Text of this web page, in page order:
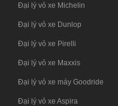
Đại lý vỏ xe Michelin
Đại lý vỏ xe Dunlop
Đại lý vỏ xe Pirelli
Đại lý vỏ xe Maxxis
Đại lý vỏ xe máy Goodride
Đại lý vỏ xe Aspira